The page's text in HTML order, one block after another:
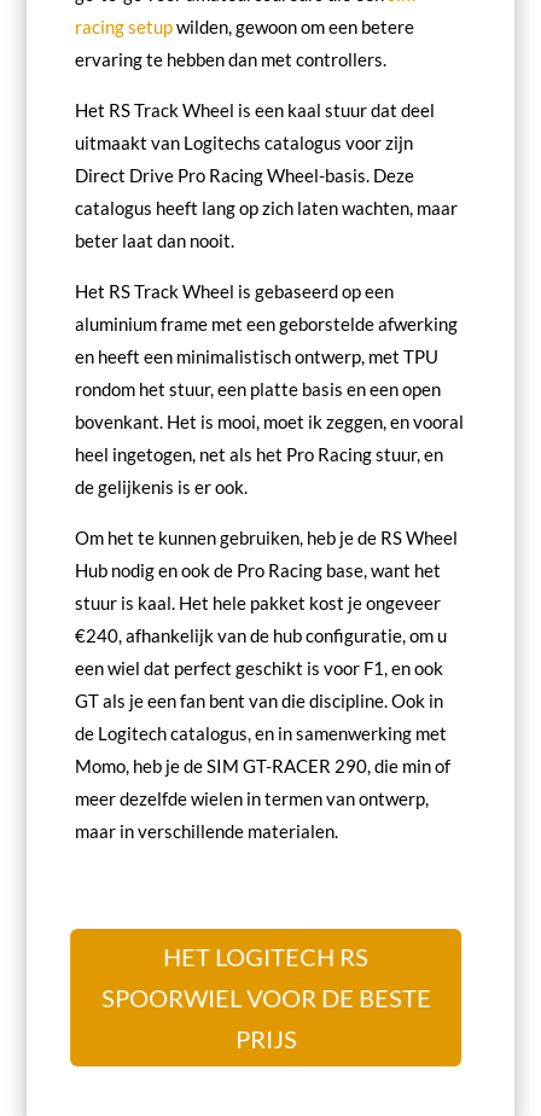
racing setupwilden, gewoon om een betere
ervaring te hebben dan met controllers.
Het RS Track Wheel is een kaal stuur dat deel
uitmaakt van Logitechs catalogus voor zijn
Direct Drive Pro Racing Wheel-basis. Deze
catalogus heeft lang op zich laten wachten, maar
beter laat dan nooit.
Het RS Track Wheel is gebaseerd op een
aluminium frame met een geborstelde afwerking
en heeft een minimalistisch ontwerp, met TPU
rondom het stuur, een platte basis en een open
bovenkant. Het is mooi, moet ik zeggen, en vooral
heel ingetogen, net als het Pro Racing stuur, en
de gelijkenis is er ook.
Om het te kunnen gebruiken, heb je de RS Wheel
Hub nodig en ook de Pro Racing base, want het
stuur is kaal. Het hele pakket kost je ongeveer
€240, afhankelijk van de hub configuratie, om u
een wiel dat perfect geschikt is voor F1, en ook
GT als je een fan bent van die discipline. Ook in
de Logitech catalogus, en in samenwerking met
Momo, heb je de SIM GT-RACER 290, die min of
meer dezelfde wielen in termen van ontwerp,
maar in verschillende materialen.
HET LOGITECH RS
SPOORWIEL VOOR DE BESTE
PRIJS